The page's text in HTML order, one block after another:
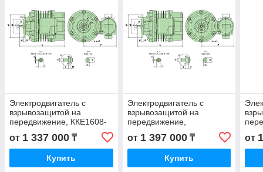
Электродвигатель с
взрывозащитой на
передвижение, ККЕ1608-
от 1 337 000 ₸
Купить
Электродвигатель с
взрывозащитой на
передвижение,
от 1 397 000₸
Купить
от